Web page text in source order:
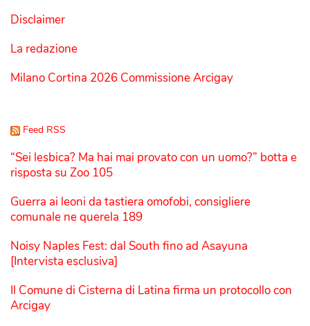
Disclaimer
La redazione
Milano Cortina 2026 Commissione Arcigay
Feed RSS
“Sei lesbica? Ma hai mai provato con un uomo?” botta e
risposta su Zoo 105
Guerra ai leoni da tastiera omofobi, consigliere
comunale ne querela 189
Noisy Naples Fest: dal South fino ad Asayuna
[Intervista esclusiva]
Il Comune di Cisterna di Latina firma un protocollo con
Arcigay